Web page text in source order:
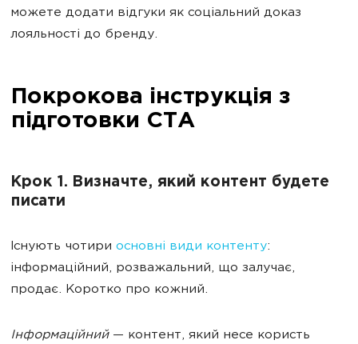
можете додати відгуки як соціальний доказ
лояльності до бренду.
Покрокова інструкція з
підготовки СТА
Крок 1. Визначте, який контент будете
писати
Існують чотири основні види контенту:
інформаційний, розважальний, що залучає,
продає. Коротко про кожний.
Інформаційний— контент, який несе користь